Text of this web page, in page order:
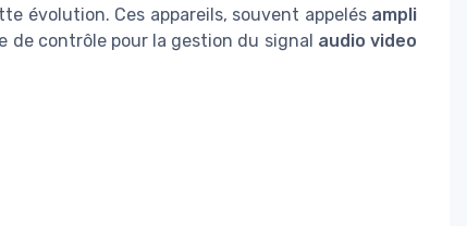
évolution. Ces appareils, souvent appelés ampli
de contrôle pour la gestion du signal audio video